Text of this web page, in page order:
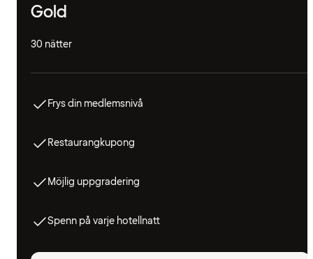
Gold
30 nätter
Frys din medlemsnivå
Restaurangkupong
Möjlig uppgradering
Spenn på varje hotellnatt